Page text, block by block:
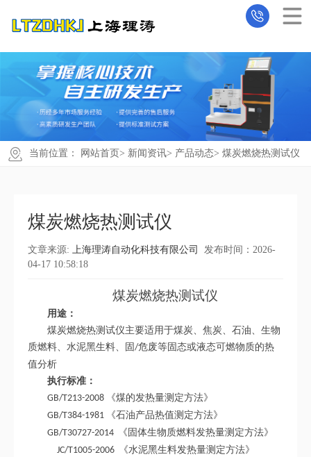
当前位置： 网站首页 > 新闻资讯> 产品动态> 煤炭燃烧热测试仪
煤炭燃烧热测试仪
文章来源: 上海理涛自动化科技有限公司
发布时间：2026-
04-17 10:58:18
煤炭燃烧热测试仪
用途：
煤炭燃烧热测试仪主要适用于煤炭、焦炭、石油、生物
质燃料、水泥黑生料、固 /危废等固态或液态可燃物质的热
值分析
执行标准：
GB/T213-2008
《煤的发热量测定方法》
GB/T384-1981
《石油产品热值测定方法》
GB/T30727-2014
《固体生物质燃料发热量测定方法》
JC/T1005-2006
《水泥黑生料发热量测定方法》